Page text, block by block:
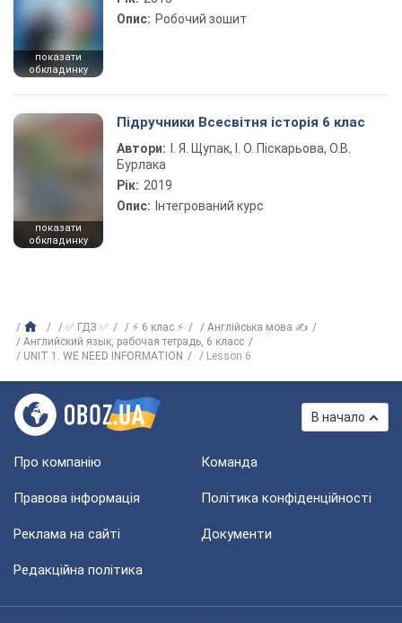
показати
обкладинку
Опис: Робочий зошит
показати
обкладинку
Підручники Всесвітня історія 6 клас
Автори:
І. Я. Щупак, І. О. Піскарьова, О.В.
Бурлака
Рік: 2019
Опис: Інтегрований курс
✅ ГДЗ ✅ ⚡ 6 клас ⚡
Англійська мова ✍
Английский язык, рабочая тетрадь, 6 класс
UNIT 1. WE NEED INFORMATION
Lesson 6
В начало
Про компанію Команда
Правова інформація Політика конфіденційності
Реклама на сайті Документи
Редакційна політика